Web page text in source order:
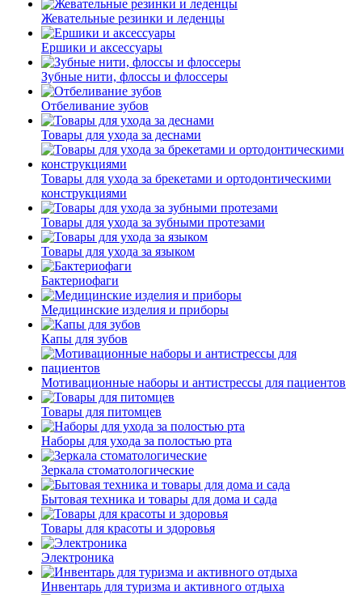
Жевательные резинки и леденцы
Ершики и аксессуары
Зубные нити, флоссы и флоссеры
Отбеливание зубов
Товары для ухода за деснами
Товары для ухода за брекетами и ортодонтическими
конструкциями
Товары для ухода за зубными протезами
Товары для ухода за языком
Бактериофаги
Медицинские изделия и приборы
Капы для зубов
Мотивационные наборы и антистрессы для пациентов
Товары для питомцев
Наборы для ухода за полостью рта
Зеркала стоматологические
Бытовая техника и товары для дома и сада
Товары для красоты и здоровья
Электроника
Инвентарь для туризма и активного отдыха